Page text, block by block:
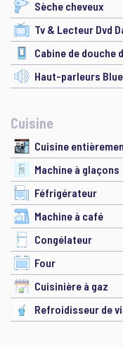
Sèche cheveux
Tv & Lecteur Dvd
Cabine de douche
Haut-parleurs
Cuisine
Cuisine
Machine à glaçons
Féfrigérateur
Machine à café
Congélateur
Four
Cuisinière à gaz
Refroidisseur de